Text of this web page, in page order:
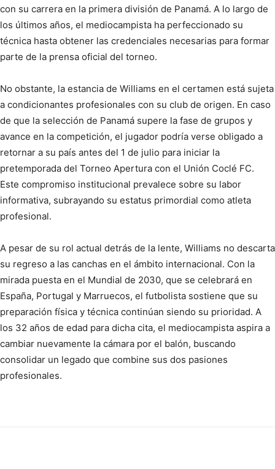
con su carrera en la primera división de Panamá. A lo largo de
los últimos años, el mediocampista ha perfeccionado su
técnica hasta obtener las credenciales necesarias para formar
parte de la prensa oficial del torneo.
No obstante, la estancia de Williams en el certamen está sujeta
a condicionantes profesionales con su club de origen. En caso
de que la selección de Panamá supere la fase de grupos y
avance en la competición, el jugador podría verse obligado a
retornar a su país antes del 1 de julio para iniciar la
pretemporada del Torneo Apertura con el Unión Coclé FC.
Este compromiso institucional prevalece sobre su labor
informativa, subrayando su estatus primordial como atleta
profesional.
A pesar de su rol actual detrás de la lente, Williams no descarta
su regreso a las canchas en el ámbito internacional. Con la
mirada puesta en el Mundial de 2030, que se celebrará en
España, Portugal y Marruecos, el futbolista sostiene que su
preparación física y técnica continúan siendo su prioridad. A
los 32 años de edad para dicha cita, el mediocampista aspira a
cambiar nuevamente la cámara por el balón, buscando
consolidar un legado que combine sus dos pasiones
profesionales.